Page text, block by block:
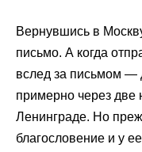
Вернувшись в
письмо. А когда
вслед за письмом —
примерно через две
Ленинграде. Но
благословение и у